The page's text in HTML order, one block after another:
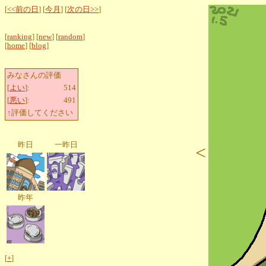
[<<前の日 ] [今月 ] [次の日>>]
[ranking] [new] [random]
[home] [blog]
みなさんの評価
[よい]:
514
[悪い]:
491
↑評価してください
昨日 一昨日
昨年
[+]
<